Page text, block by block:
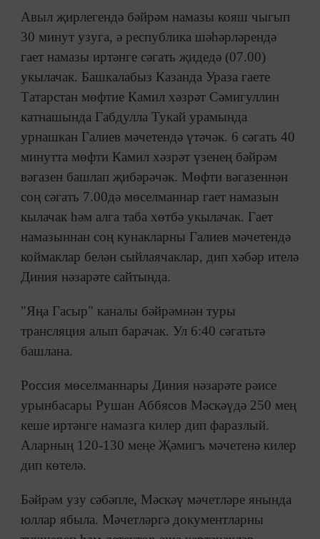
Авыл җирлегендә бәйрәм намазы кояш чыгып
30 минут узуга, ә республика шәһәрләрендә
гает намазы иртәнге сәгать җидедә (07.00)
укылачак. Башкалабыз Казанда Ураза гаете
Татарстан мөфтие Камил хәзрәт Сәмигуллин
катнашында Габдулла Тукай урамында
урнашкан Галиев мәчетендә үтәчәк. 6 сәгать 40
минутта мөфти Камил хәзрәт үзенең бәйрәм
вәгазен башлап җибәрәчәк. Мөфти вәгазеннән
соң сәгать 7.00дә мөселманнар гает намазын
кылачак һәм алга таба хөтбә укылачак. Гает
намазыннан соң кунакларны Галиев мәчетендә
коймаклар белән сыйлаячаклар, дип хәбәр ителә
Диния нәзарәте сайтында.
"Яңа Гасыр" каналы бәйрәмнән туры
трансляция алып барачак. Ул 6:40 сәгатьтә
башлана.
Россия мөселманнары Диния нәзарәте рәисе
урынбасары Рушан Аббясов Мәскәүдә 250 мең
кеше иртәнге намазга килер дип фаразлый.
Аларның 120-130 меңе Җәмигъ мәчетенә килер
дип көтелә.
Бәйрәм узу сәбәпле, Мәскәү мәчетләре янында
юллар ябыла. Мәчетләргә документларны